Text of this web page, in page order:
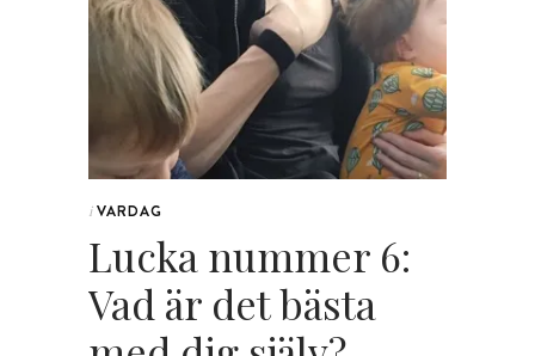
i VARDAG
Lucka nummer 6:
Vad är det bästa